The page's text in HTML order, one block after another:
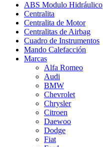
ABS Modulo Hidráulico
Centralita
Centralita de Motor
Centralitas de Airbag
Cuadro de Instrumentos
Mando Calefacción
Marcas
Alfa Romeo
Audi
BMW
Chevrolet
Chrysler
Citroen
Daewoo
Dodge
Fiat